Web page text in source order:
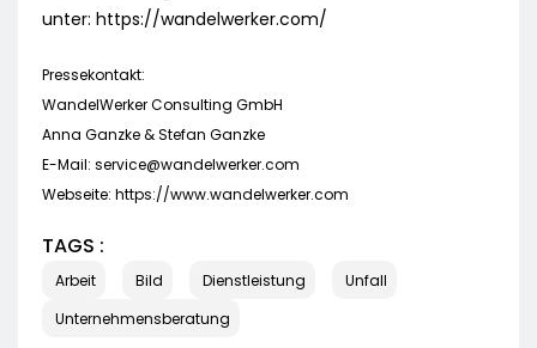
unter: https://wandelwerker.com/
Pressekontakt:
WandelWerker Consulting GmbH
Anna Ganzke & Stefan Ganzke
E-Mail: service@wandelwerker.com
Webseite: https://www.wandelwerker.com
TAGS :
Arbeit Bild Dienstleistung
Unfall
Unternehmensberatung